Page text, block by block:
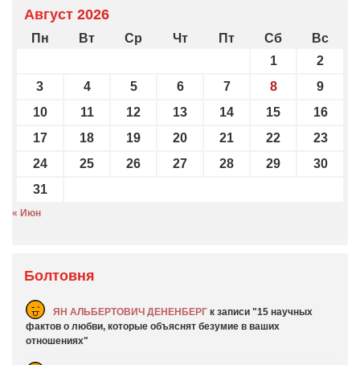
Август 2026
Пн Вт Ср Чт Пт Сб
Вс
1
2
3
4 5 6 7 8
9
10
11 12 13 14 15
16
17
18 19 20 21 22
23
24
25 26 27 28 29
30
31
« Июн
Болтовня
ЯН АЛЬБЕРТОВИЧ ДЕНЕНБЕРГ к записи
15 научных
фактов о любви, которые объяснят безумие в ваших
отношениях